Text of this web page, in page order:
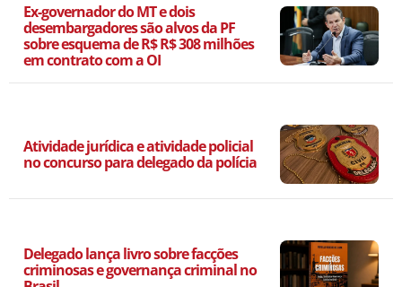
Ex-governador do MT e dois
desembargadores são alvos da PF
sobre esquema de R$ R$ 308 milhões
em contrato com a OI
Atividade jurídica e atividade policial
no concurso para delegado da polícia
Delegado lança livro sobre facções
criminosas e governança criminal no